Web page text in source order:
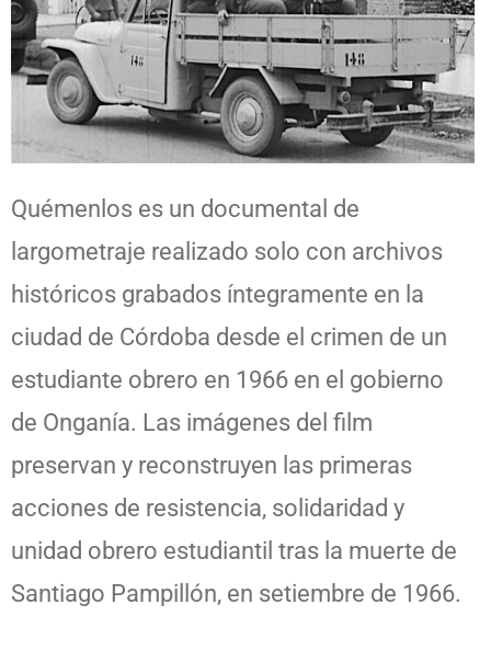
Quémenlos es un documental de
largometraje realizado solo con archivos
históricos grabados íntegramente en la
ciudad de Córdoba desde el crimen de un
estudiante obrero en 1966 en el gobierno
de Onganía. Las imágenes del film
preservan y reconstruyen las primeras
acciones de resistencia, solidaridad y
unidad obrero estudiantil tras la muerte de
Santiago Pampillón, en setiembre de 1966.